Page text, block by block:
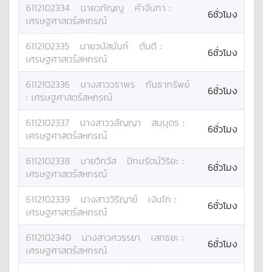
6112102334 นายวทัญญู คำจันทา :
เศรษฐศาสตร์สหกรณ์
6ชั่วโมง
6112102335 นายวนัสนันท์ ตันตี :
เศรษฐศาสตร์สหกรณ์
6ชั่วโมง
6112102336 นางสาววราพร
กันธาทรัพย์
: เศรษฐศาสตร์สหกรณ์ 6ชั่วโมง
6112102337 นางสาววลัญญา สมบุตร :
เศรษฐศาสตร์สหกรณ์
6ชั่วโมง
6112102338 นายวิทวัส ปัทมรัตน์วิริยะ :
เศรษฐศาสตร์สหกรณ์
6ชั่วโมง
6112102339 นางสาววิรีญาย์ เงินโก :
เศรษฐศาสตร์สหกรณ์
6ชั่วโมง
6112102340 นางสาวศวรรยา เสทธยะ :
เศรษฐศาสตร์สหกรณ์
6ชั่วโมง